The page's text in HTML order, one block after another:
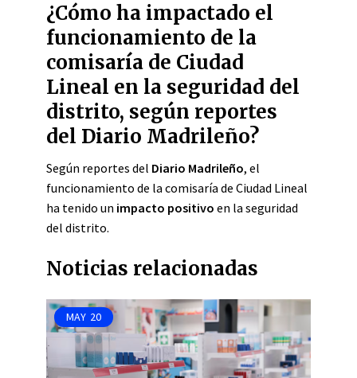
¿Cómo ha impactado el
funcionamiento de la
comisaría de Ciudad
Lineal en la seguridad del
distrito, según reportes
del Diario Madrileño?
Según reportes del Diario Madrileño, el
funcionamiento de la comisaría de Ciudad Lineal
ha tenido un impacto positivo en la seguridad
del distrito.
Noticias relacionadas
MAY 20